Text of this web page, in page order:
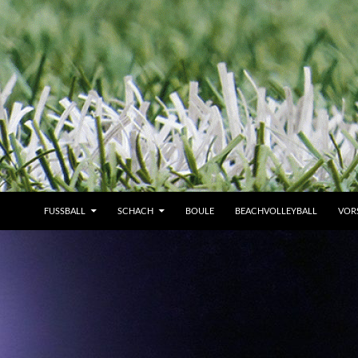
FUSSBALL SCHACH BOULE BEACHVOLLEYBALL